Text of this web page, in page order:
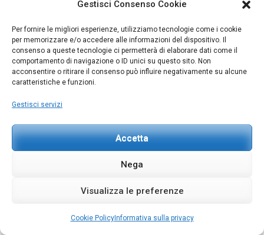
Gestisci Consenso Cookie
Per fornire le migliori esperienze, utilizziamo tecnologie come i cookie
per memorizzare e/o accedere alle informazioni del dispositivo. Il
consenso a queste tecnologie ci permetterà di elaborare dati come il
comportamento di navigazione o ID unici su questo sito. Non
acconsentire o ritirare il consenso può influire negativamente su alcune
caratteristiche e funzioni.
Gestisci servizi
Accetta
Nega
Visualizza le preferenze
Cookie PolicyInformativa sulla privacy
spuntiamo la voceRiavvia automaticamente il